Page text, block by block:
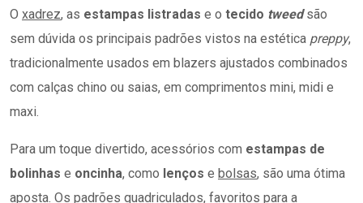
O xadrez, as estampas listradas e o tecido tweedsão
sem dúvida os principais padrões vistos na estética preppy,
tradicionalmente usados em blazers ajustados combinados
com calças chino ou saias, em comprimentos mini, midi e
maxi.
Para um toque divertido, acessórios com estampas de
bolinhas e oncinha, como lenços e bolsas, são uma ótima
aposta. Os padrões quadriculados, favoritos para a